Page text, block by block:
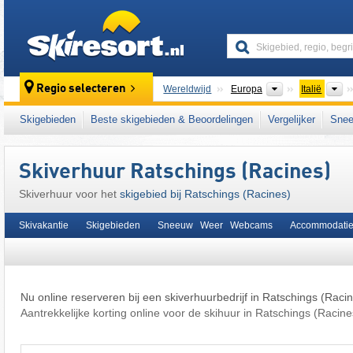
Regio selecteren Wereldwijd Europa Continenten
Italië
Deze plaats ligt ook in: Stubaier Alpen Bozen
oostelijk deel van de Alpen
Skigebieden Beste skigebieden & Beoordelingen Vergelijker
Skiverhuur Ratschings (Racines)
Skiverhuur voor het skigebied bij Ratschings (Racines)
Skivakantie Skigebieden Sneeuw Weer Webcams
Nu online reserveren bij een skiverhuurbedrijf in Ratschings
Aantrekkelijke korting online voor de skihuur in Ratschings